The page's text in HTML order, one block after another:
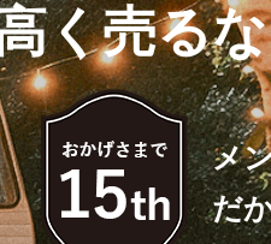
く売る
メ
だ